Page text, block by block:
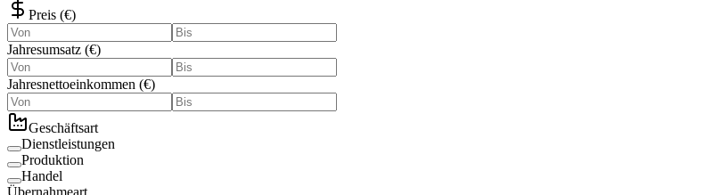
Preis (€)
Jahresumsatz (€)
Jahresnettoeinkommen (€)
Geschäftsart
Dienstleistungen
Produktion
Handel
Übernahmeart